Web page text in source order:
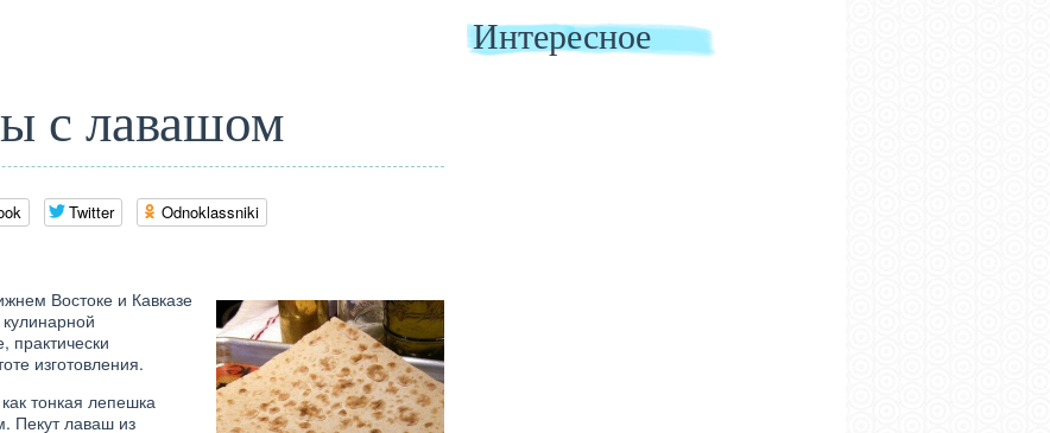
с лавашом
Twitter Odnoklassniki
Востоке и Кавказе
практически
изготовления.
тонкая лепешка
Пекут лаваш из
Интересное